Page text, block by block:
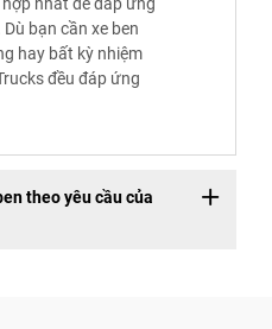
bạn cần xe ben
hay bất kỳ nhiệm
đều đáp ứng
theo yêu cầu của